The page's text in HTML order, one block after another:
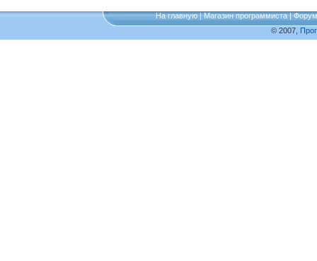
На главную|Магазин программиста|Форум
© 2007,